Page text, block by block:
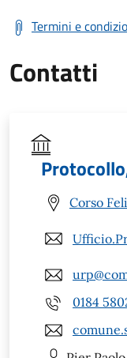
Termini e
Contatti
Corso
0184